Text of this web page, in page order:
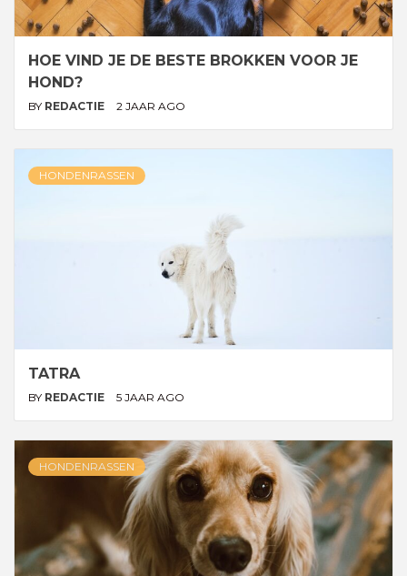
HOE VIND JE DE BESTE BROKKEN VOOR JE
HOND?
BY REDACTIE 2 JAAR AGO
HONDENRASSEN
TATRA
BY REDACTIE 5 JAAR AGO
HONDENRASSEN